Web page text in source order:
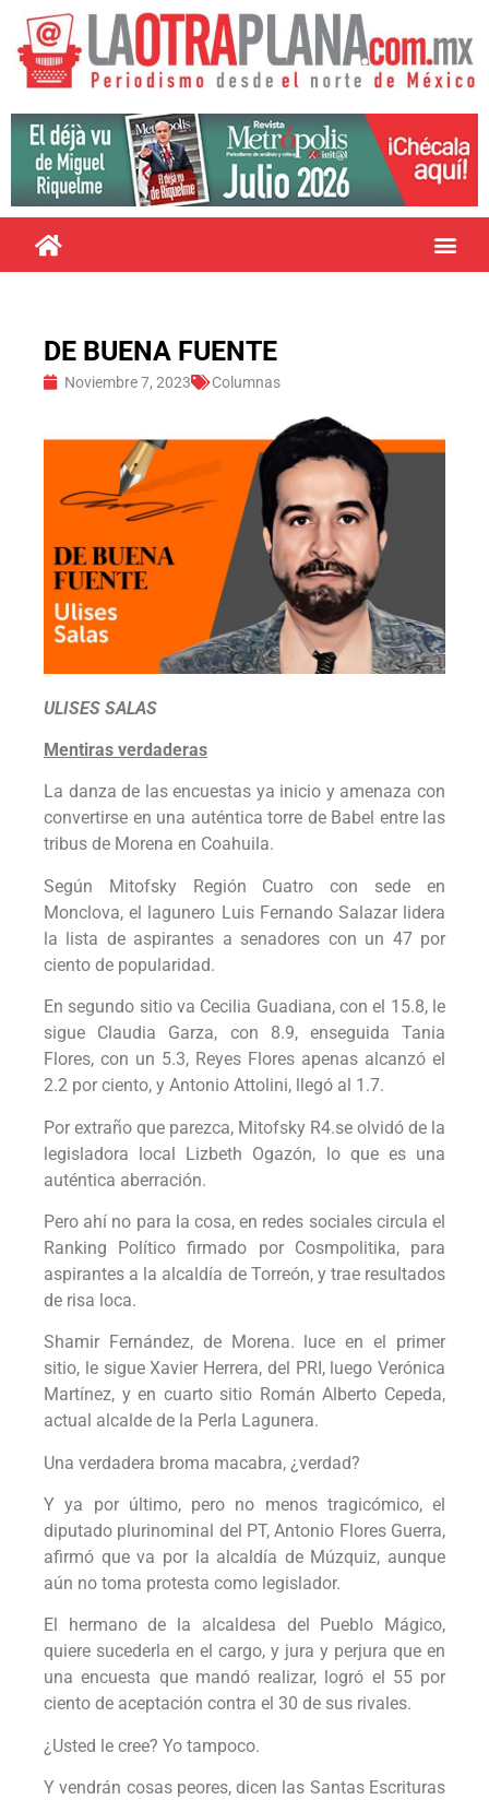
DE BUENA FUENTE
Noviembre 7, 2023 Columnas
ULISES SALAS
Mentiras verdaderas
La danza de las encuestas ya inicio y amenaza con
convertirse en una auténtica torre de Babel entre las
tribus de Morena en Coahuila.
Según Mitofsky Región Cuatro con sede en
Monclova, el lagunero Luis Fernando Salazar lidera
la lista de aspirantes a senadores con un 47 por
ciento de popularidad.
En segundo sitio va Cecilia Guadiana, con el 15.8, le
sigue Claudia Garza, con 8.9, enseguida Tania
Flores, con un 5.3, Reyes Flores apenas alcanzó el
2.2 por ciento, y Antonio Attolini, llegó al 1.7.
Por extraño que parezca, Mitofsky R4.se olvidó de la
legisladora local Lizbeth Ogazón, lo que es una
auténtica aberración.
Pero ahí no para la cosa, en redes sociales circula el
Ranking Político firmado por Cosmpolitika, para
aspirantes a la alcaldía de Torreón, y trae resultados
de risa loca.
Shamir Fernández, de Morena. luce en el primer
sitio, le sigue Xavier Herrera, del PRI, luego Verónica
Martínez, y en cuarto sitio Román Alberto Cepeda,
actual alcalde de la Perla Lagunera.
Una verdadera broma macabra, ¿verdad?
Y ya por último, pero no menos tragicómico, el
diputado plurinominal del PT, Antonio Flores Guerra,
afirmó que va por la alcaldía de Múzquiz, aunque
aún no toma protesta como legislador.
El hermano de la alcaldesa del Pueblo Mágico,
quiere sucederla en el cargo, y jura y perjura que en
una encuesta que mandó realizar, logró el 55 por
ciento de aceptación contra el 30 de sus rivales.
¿Usted le cree? Yo tampoco.
Y vendrán cosas peores, dicen las Santas Escrituras